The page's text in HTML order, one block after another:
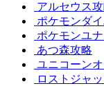
アルセウス
ポケモンダ
ポケモンユ
あつ森攻略
ユニコーン
ロストジャ